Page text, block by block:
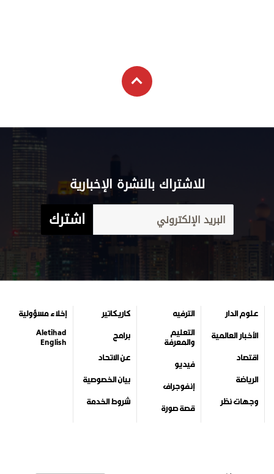
للاشتراك بالنشرة الإخبارية
اشترك
علوم الدار
الأخبار العالمية
اقتصاد
الرياضة
وجهات نظر
الترفيه
التعليم
والمعرفة
فيديو
إنفوجراف
قصة صورة
كاريكاتير
برامج
عن الاتحاد
بيان الخصوصية
شروط الخدمة
إخلاء مسؤولية
Aletihad
English